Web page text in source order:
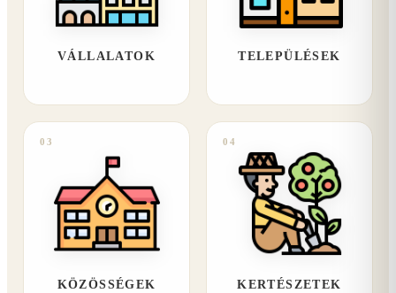
VÁLLALATOK TELEPÜLÉSEK
03
KÖZÖSSÉGEK
04
KERTÉSZETEK